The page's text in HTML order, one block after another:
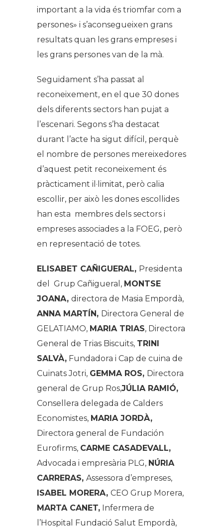
important a la vida és triomfar com a
persones» i s’aconsegueixen grans
resultats quan les grans empreses i
les grans persones van de la mà.
Seguidament s’ha passat al
reconeixement, en el que 30 dones
dels diferents sectors han pujat a
l’escenari. Segons s’ha destacat
durant l’acte ha sigut difícil, perquè
el nombre de persones mereixedores
d’aquest petit reconeixement és
pràcticament il·limitat, però calia
escollir, per això les dones escollides
han esta membres dels sectors i
empreses associades a la FOEG, però
en representació de totes.
ELISABET CAÑIGUERAL, Presidenta
del Grup Cañigueral, MONTSE
JOANA, directora de Masia Empordà,
ANNA MARTÍN, Directora General de
GELATIAMO, MARIA TRIAS, Directora
General de Trias Biscuits, TRINI
SALVÀ, Fundadora i Cap de cuina de
Cuinats Jotri, GEMMA ROS, Directora
general de Grup Ros,JÚLIA RAMIÓ,
Consellera delegada de Calders
Economistes, MARIA JORDÀ,
Directora general de Fundación
Eurofirms, CARME CASADEVALL,
Advocada i empresària PLG, NÚRIA
CARRERAS, Assessora d’empreses,
ISABEL MORERA, CEO Grup Morera,
MARTA CANET, Infermera de
l’Hospital Fundació Salut Empordà,